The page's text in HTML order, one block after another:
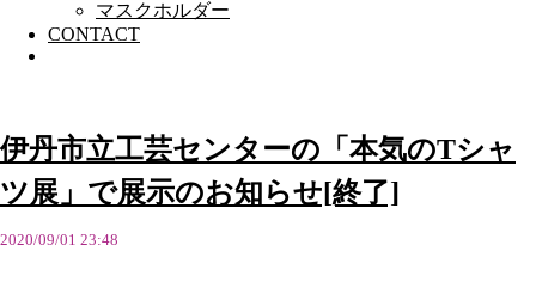
マスクホルダー
CONTACT
伊丹市立工芸センターの「本気のTシャ
ツ展」で展示のお知らせ[終了]
2020/09/01 23:48